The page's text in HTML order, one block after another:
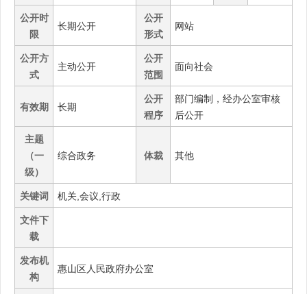
公开时
限
长期公开
公开
形式
网站
公开方
式
主动公开
公开
范围
面向社会
有效期 长期
公开
程序
部门编制，经办公室审核
后公开
主题
（一
级）
综合政务 体裁 其他
关键词 机关,会议,行政
文件下
载
发布机
构
惠山区人民政府办公室